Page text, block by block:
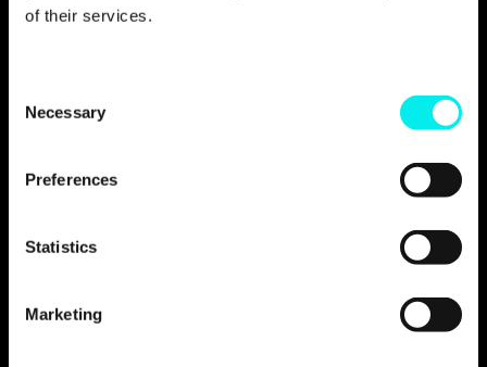
of their services.
Necessary
Preferences
Statistics
Marketing